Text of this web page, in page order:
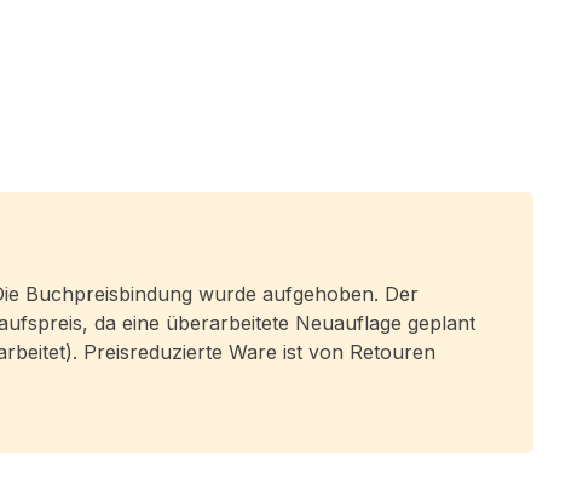
Buchpreisbindung wurde aufgehoben. Der
da eine überarbeitete Neuauflage geplant
Preisreduzierte Ware ist von Retouren